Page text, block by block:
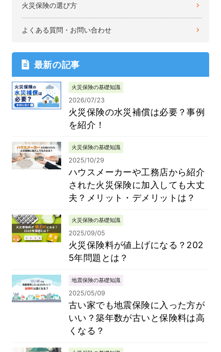
火災保険の選び方
よくある質問・お問い合わせ
最新の記事
火災保険の基礎知識
2026/07/23
火災保険の水災補償は必要？事例
を紹介！
火災保険の基礎知識
2025/10/29
ハウスメーカーや工務店から紹介
された火災保険に加入しても大丈
夫？メリット・デメリットは？
火災保険の基礎知識
2025/09/05
火災保険料が値上げになる？202
5年問題とは？
地震保険の基礎知識
2025/05/09
古い家でも地震保険に入った方が
いい？築年数が古いと保険料は高
くなる？